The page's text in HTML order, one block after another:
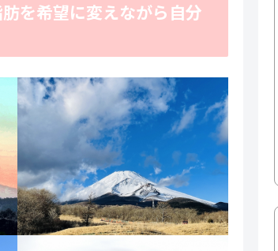
を希望に変えながら自分